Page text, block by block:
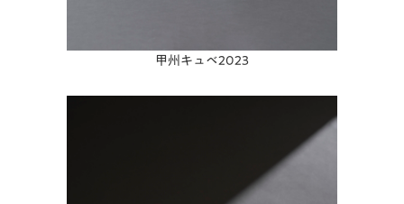
甲州キュベ2023